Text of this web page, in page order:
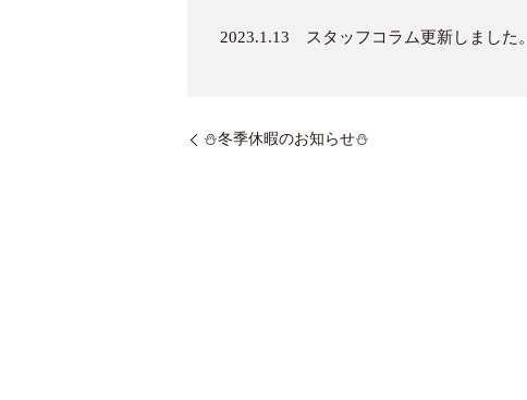
2023.1.13 スタッフコラム更新しました。
⛄冬季休暇のお知らせ⛄